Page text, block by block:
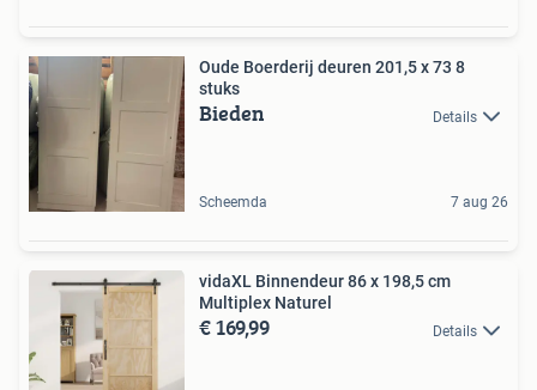
Oude Boerderij deuren 201,5 x 73 8
stuks
Bieden Details
Scheemda 7 aug 26
vidaXL Binnendeur 86 x 198,5 cm
Multiplex Naturel
€ 169,99 Details